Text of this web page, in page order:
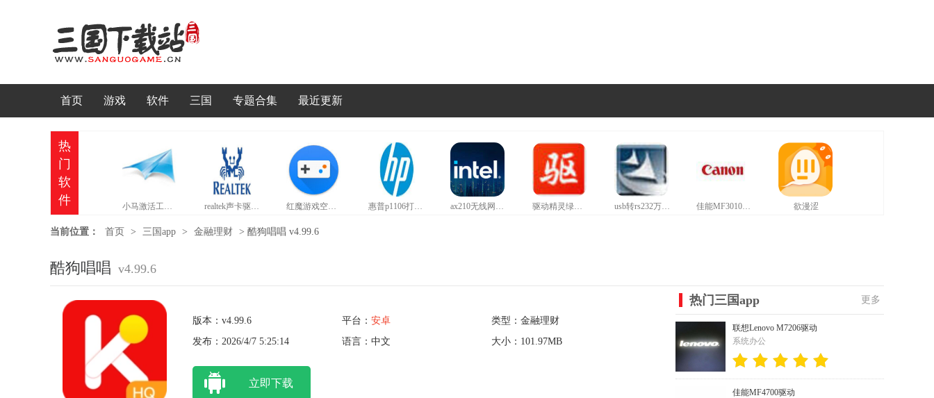
首页 游戏 软件 三国 专题合集 最近更新
热
门
软
件
小马激活工具官网版 realtek声卡驱动官网版 红魔游戏空间官方正版 惠普p1106打印机驱动 ax210无线网卡驱动 驱动精灵绿色版 usb转rs232万能驱动最新版 佳能MF3010打印机驱动最新版 欲漫涩
当前位置： 首页 > 三国app > 金融理财 > 酷狗唱唱 v4.99.6
酷狗唱唱 v4.99.6
版本：v4.99.6 平台： 安卓
类型：金融理财
发布：2026/4/7 5:25:14
语言：中文 大小：101.97MB
立即下载
热门三国app 更多
联想Lenovo M7206驱动
系统办公
佳能MF4700驱动